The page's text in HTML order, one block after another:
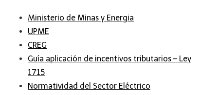
Ministerio de Minas y Energia
UPME
CREG
Guía aplicación de incentivos tributarios – Ley
1715
Normatividad del Sector Eléctrico